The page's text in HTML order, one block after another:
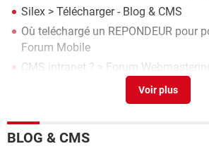
Silex > Télécharger - Blog & CMS
Où teléchargé un REPONDEUR pour
Forum Mobile
CMS intranet ? > Forum
> Télécharger - Web Design
BLOG & CMS